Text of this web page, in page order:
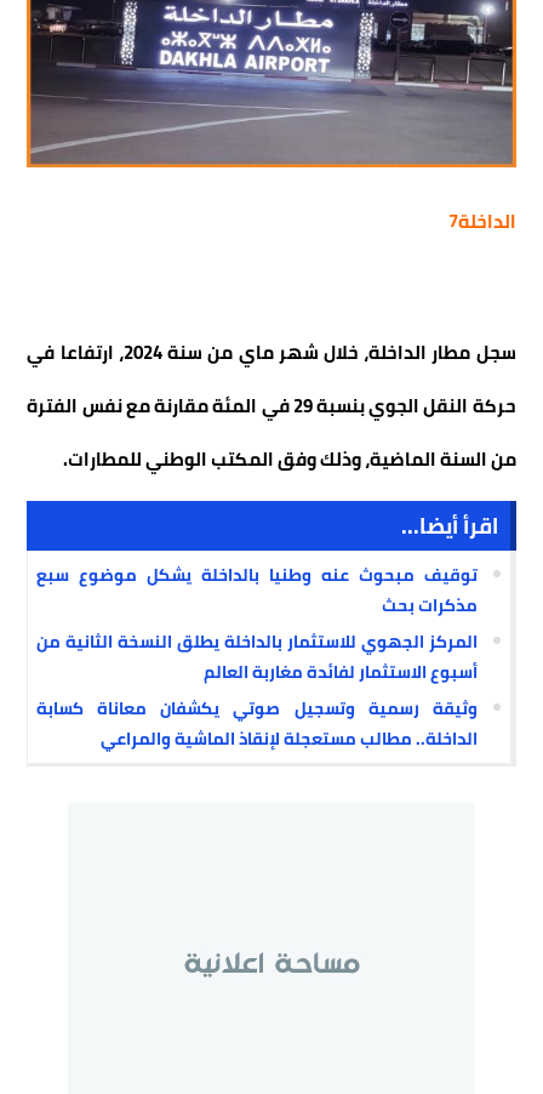
الداخلة7
سجل مطار الداخلة، خلال شهر ماي من سنة 2024، ارتفاعا في
حركة النقل الجوي بنسبة 29 في المئة مقارنة مع نفس الفترة
من السنة الماضية، وذلك وفق المكتب الوطني للمطارات.
اقرأ أيضا...
توقيف مبحوث عنه وطنيا بالداخلة يشكل موضوع سبع
مذكرات بحث
المركز الجهوي للاستثمار بالداخلة يطلق النسخة الثانية من
أسبوع الاستثمار لفائدة مغاربة العالم
وثيقة رسمية وتسجيل صوتي يكشفان معاناة كسابة
الداخلة.. مطالب مستعجلة لإنقاذ الماشية والمراعي